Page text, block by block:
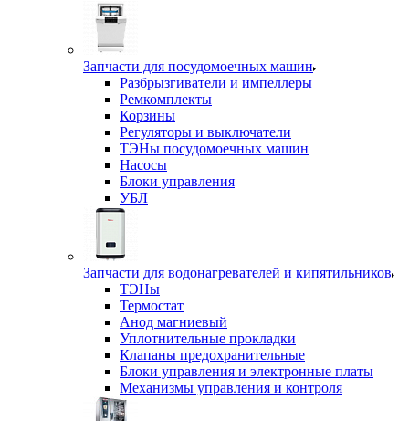
Запчасти для посудомоечных машин
Разбрызгиватели и импеллеры
Ремкомплекты
Корзины
Регуляторы и выключатели
ТЭНы посудомоечных машин
Насосы
Блоки управления
УБЛ
Запчасти для водонагревателей и кипятильников
ТЭНы
Термостат
Анод магниевый
Уплотнительные прокладки
Клапаны предохранительные
Блоки управления и электронные платы
Механизмы управления и контроля